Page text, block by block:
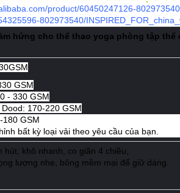
product/60450247126-
802973540/
hứng cho thể thao yoga phòng tập thể
GSM
- 330 GSM
170-220 GSM
GSM
bất kỳ loại vải theo yêu cầu của bạn.
khô nhanh, co giãn 4 chiều,
lượng nhẹ, bông mềm mại để giữ dáng.